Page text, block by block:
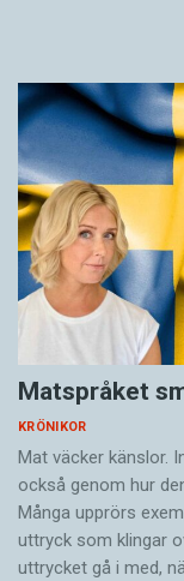
Matspråket
KRÖNIKOR
Mat väcker känslor.
också genom hur
Många upprörs
uttryck som klingar
uttrycket gå i med,